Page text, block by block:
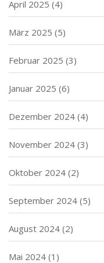
April 2025 (4)
März 2025 (5)
Februar 2025 (3)
Januar 2025 (6)
Dezember 2024 (4)
November 2024 (3)
Oktober 2024 (2)
September 2024 (5)
August 2024 (2)
Mai 2024 (1)